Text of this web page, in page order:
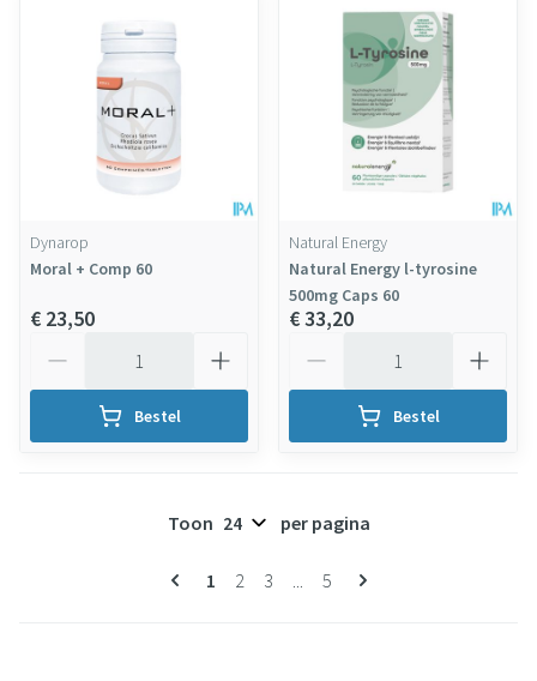
Dynarop
Moral + Comp 60
€ 23,50
Bestel
Natural Energy
Natural Energy l-tyrosine
500mg Caps 60
€ 33,20
Bestel
Pagina's
U lees momenteel pagina
1 Pagina
2 Pagina
3 ... Pagina
5
Toon per pagina